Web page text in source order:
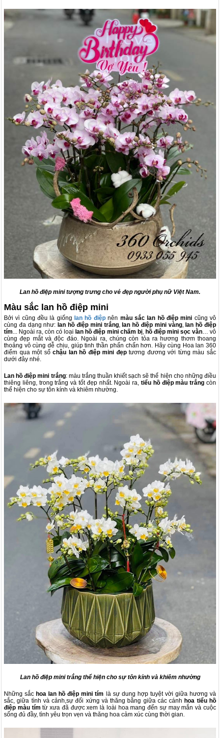
Lan hồ điệp mini tượng trưng cho vẻ đẹp người phụ nữ Việt Nam.
Màu sắc lan hồ điệp mini
Bởi vì cũng đều là giống lan hồ điệpnên màu sắc lan hồ điệp mini cũng vô
cùng đa dạng như: lan hồ điệp mini trắng, lan hồ điệp mini vàng, lan hồ điệp
tím... Ngoài ra, còn có loại lan hồ điệp mini chấm bị, hồ điệp mini sọc vằn… vô
cùng đẹp mắt và độc đáo. Ngoài ra, chúng còn tỏa ra hương thơm thoang
thoảng vô cùng dễ chịu, giúp tinh thần phấn chấn hơn. Hãy cùng Hoa lan 360
điểm qua một sốchậu lan hồ điệp mini đẹptương đương với từng màu sắc
dưới đây nhé.
Lan hồ điệp mini trắng: màu trắng thuần khiết sạch sẽ thể hiện cho những điều
thiêng liêng, trong trắng và tốt đẹp nhất. Ngoài ra, tiểu hồ điệp màu trắng còn
thể hiện cho sự tôn kính và khiêm nhường.
Lan hồ điệp mini trắng thể hiện cho sự tôn kính và khiêm nhường
Những sắc hoa lan hồ điệp mini tím
là sự dung hợp tuyệt vời giữa hương và
sắc, giữa tình và cảnh,sự đối xứng và thăng bằng giữa các cánh hoa tiểu hồ
điệp màu tím từ xưa đã được xem là loài hoa mang đến sự may mắn và cuộc
sống đủ đầy, tình yêu trọn vẹn và thăng hoa cảm xúc cùng thời gian.